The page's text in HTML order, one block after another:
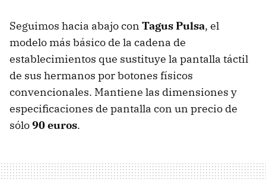
Seguimos hacia abajo con Tagus Pulsa, el
modelo más básico de la cadena de
establecimientos que sustituye la pantalla táctil
de sus hermanos por botones físicos
convencionales. Mantiene las dimensiones y
especificaciones de pantalla con un precio de
sólo90 euros.